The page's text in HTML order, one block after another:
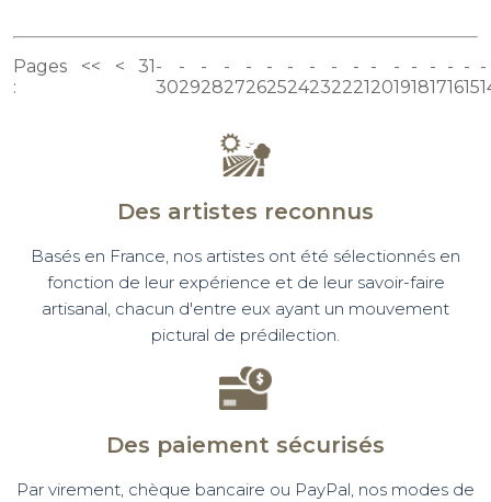
Pages
:
<< <
31
30292827262524232221 201918171615
Des artistes reconnus
Basés en France, nos artistes ont été sélectionnés en
fonction de leur expérience et de leur savoir-faire
artisanal, chacun d'entre eux ayant un mouvement
pictural de prédilection.
Des paiement sécurisés
Par virement, chèque bancaire ou PayPal, nos modes de